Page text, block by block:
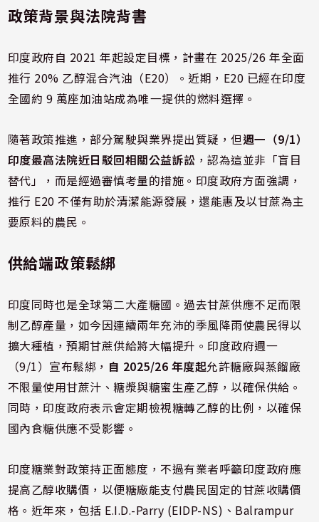
政策背景與法院背書
印度政府自 2021 年起設定目標，計畫在 2025/26 年全面
推行 20% 乙醇混合汽油（E20）。近期，E20 已經在印度
全國約 9 萬座加油站成為唯一提供的燃料選擇。
隨著政策推進，部分駕駛與業界提出質疑，但週一（9/1）
印度最高法院近日駁回相關公益訴訟 ，認為這並非「盲目
替代」，而是經過審慎考量的措施。印度政府方面強調，
推行 E20 不僅有助於清潔能源發展，還能惠及以甘蔗為主
要原料的農民。
供給端政策鬆綁
印度同時也是全球第二大產糖國。過去甘蔗供應不足而限
制乙醇產量，如今因連續兩年充沛的季風降雨使農民得以
擴大種植，預期甘蔗供給將大幅提升。印度政府週一
（9/1）宣布鬆綁， 自 2025/26 年度起允許糖廠與蒸餾廠
不限量使用甘蔗汁、糖漿與糖蜜生產乙醇，以確保供給。
同時，印度政府表示會定期檢視糖轉乙醇的比例，以確保
國內食糖供應不受影響。
印度糖業對政策持正面態度，不過有業者呼籲印度政府應
提高乙醇收購價，以便糖廠能支付農民固定的甘蔗收購價
格。近年來，包括 E.I.D.-Parry (EIDP-NS)、Balrampur